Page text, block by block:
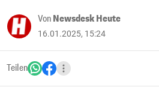
Von Newsdesk Heute
16.01.2025, 15:24
Teilen